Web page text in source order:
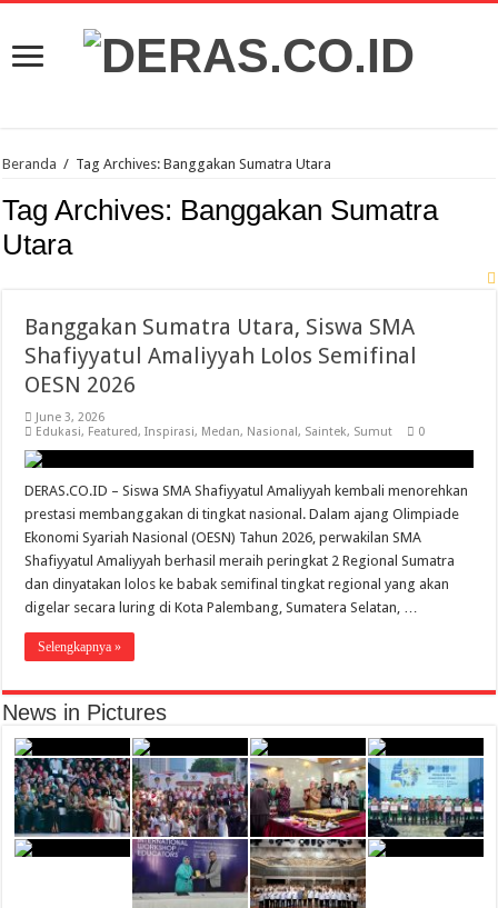
Beranda / Tag Archives: Banggakan Sumatra Utara
Tag Archives: Banggakan Sumatra
Utara
Banggakan Sumatra Utara, Siswa SMA
Shafiyyatul Amaliyyah Lolos Semifinal
OESN 2026
June 3, 2026
Edukasi, Featured,Inspirasi, Medan, Nasional, Saintek, Sumut 0
DERAS.CO.ID – Siswa SMA Shafiyyatul Amaliyyah kembali menorehkan
prestasi membanggakan di tingkat nasional. Dalam ajang Olimpiade
Ekonomi Syariah Nasional (OESN) Tahun 2026, perwakilan SMA
Shafiyyatul Amaliyyah berhasil meraih peringkat 2 Regional Sumatra
dan dinyatakan lolos ke babak semifinal tingkat regional yang akan
digelar secara luring di Kota Palembang, Sumatera Selatan, …
Selengkapnya »
News in Pictures